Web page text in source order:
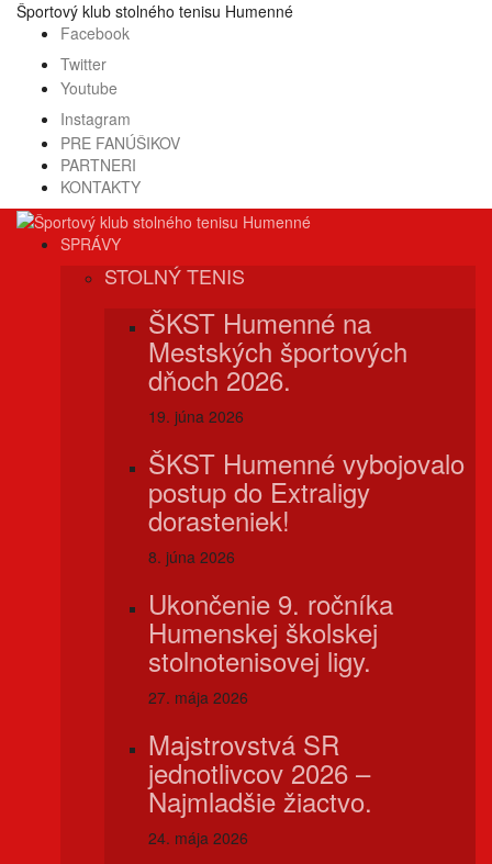
PrejsťŠportový klub stolného tenisu Humenné
Facebook
Twitter
Youtube
Instagram
PRE FANÚŠIKOV
PARTNERI
KONTAKTY
SPRÁVY
STOLNÝ TENIS
ŠKST Humenné na
Mestských športových
dňoch 2026.
19. júna 2026
ŠKST Humenné vybojovalo
postup do Extraligy
dorasteniek!
8. júna 2026
Ukončenie 9. ročníka
Humenskej školskej
stolnotenisovej ligy.
27. mája 2026
Majstrovstvá SR
jednotlivcov 2026 –
Najmladšie žiactvo.
24. mája 2026